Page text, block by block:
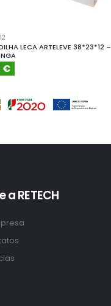
LECA ARTELEVE 38*23*12 –
€
a RETECH